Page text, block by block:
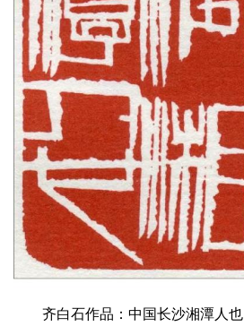
齐白石作品：中国长沙湘潭人也